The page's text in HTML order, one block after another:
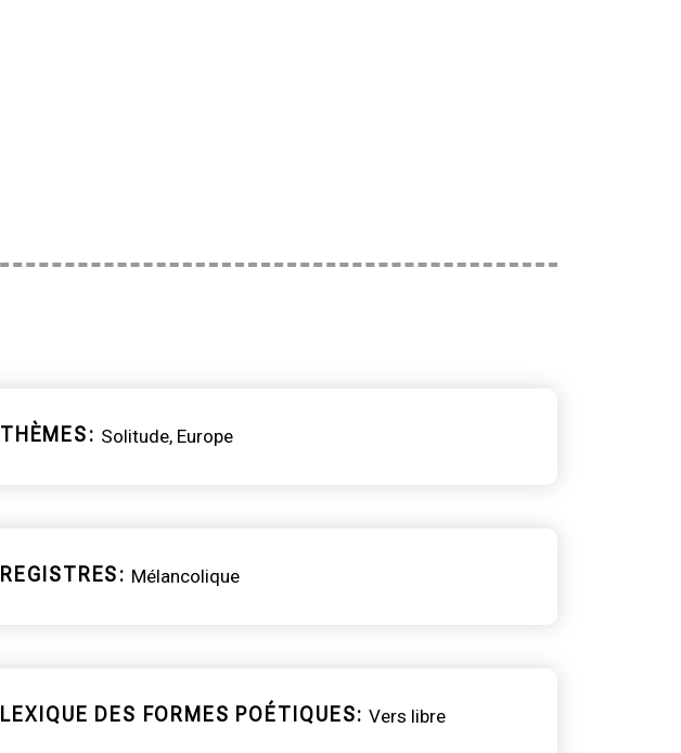
THÈMES Solitude Europe
REGISTRES Mélancolique
LEXIQUE DES FORMES POÉTIQUES Vers libre